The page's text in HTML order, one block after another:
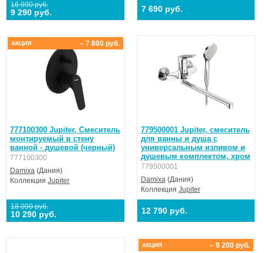
16 990 руб.
9 290 руб. 7 690 руб.
777100300 Jupiter, Смеситель
монтируемый в стену
ванной - душевой (черный)
777100300
Damixa (Дания)
Коллекция Jupiter
18 090 руб.
10 290 руб.
– 7 800 руб.
АКЦИЯ
779500001 Jupiter, смеситель
для ванны и душа с
универсальным изливом и
душевым комплектом, хром
779500001
Damixa(Дания)
Коллекция Jupiter
12 790 руб.
– 9 200 руб.
АКЦИЯ